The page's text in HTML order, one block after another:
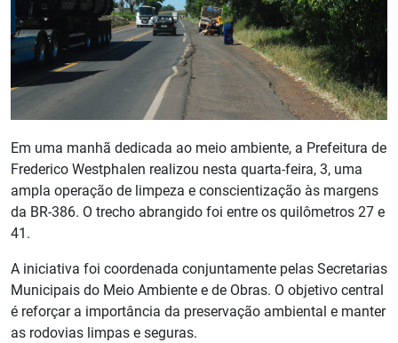
Em uma manhã dedicada ao meio ambiente, a Prefeitura de
Frederico Westphalen realizou nesta quarta-feira, 3, uma
ampla operação de limpeza e conscientização às margens
da BR-386. O trecho abrangido foi entre os quilômetros 27 e
41.
A iniciativa foi coordenada conjuntamente pelas Secretarias
Municipais do Meio Ambiente e de Obras. O objetivo central
é reforçar a importância da preservação ambiental e manter
as rodovias limpas e seguras.